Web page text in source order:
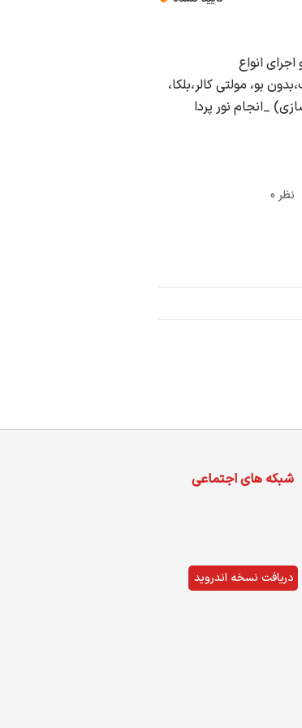
انواع
بو، مولتی کالر،بلکا،
_انجام نور پردا
0 نظر
شبکه های اجتماعی
دریافت نسخه اندروید